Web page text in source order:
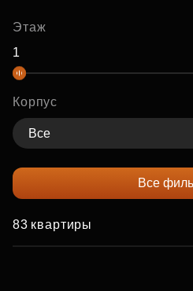
Этаж
Корпус
Все
Все
83 квартиры